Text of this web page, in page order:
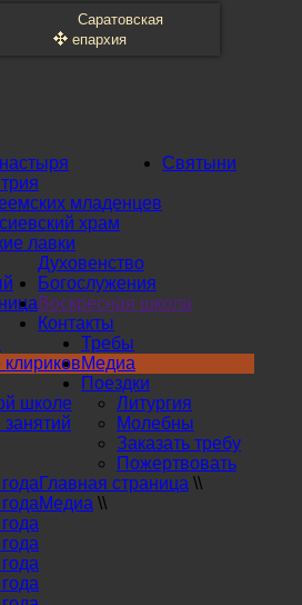
Саратовская
епархия
младенцев
храм
лавки
Святыни
Духовенство
Богослужения
Воскресная школа
школе
Контакты
Требы
Литургия
Молебны
Заказать требу
Пожертвовать
Медиа
Поездки
Главная страница \\
Медиа \\